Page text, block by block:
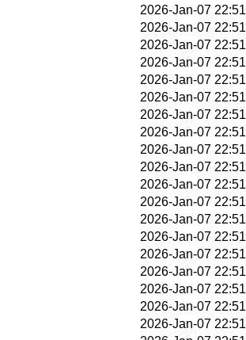
2026-Jan-07 22:51
2026-Jan-07 22:51
2026-Jan-07 22:51
2026-Jan-07 22:51
2026-Jan-07 22:51
2026-Jan-07 22:51
2026-Jan-07 22:51
2026-Jan-07 22:51
2026-Jan-07 22:51
2026-Jan-07 22:51
2026-Jan-07 22:51
2026-Jan-07 22:51
2026-Jan-07 22:51
2026-Jan-07 22:51
2026-Jan-07 22:51
2026-Jan-07 22:51
2026-Jan-07 22:51
2026-Jan-07 22:51
2026-Jan-07 22:51